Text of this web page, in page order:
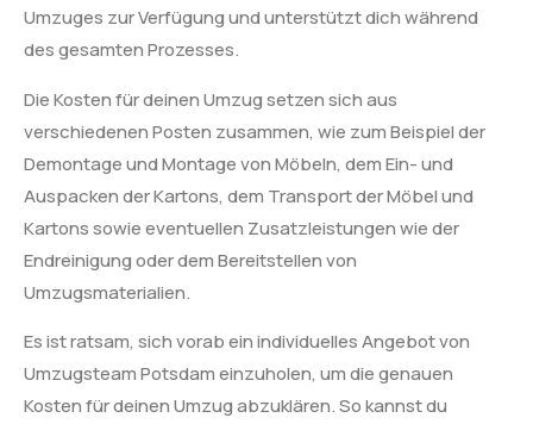
Umzuges zur Verfügung und unterstützt dich während
des gesamten Prozesses.
Die Kosten für deinen Umzug setzen sich aus
verschiedenen Posten zusammen, wie zum Beispiel der
Demontage und Montage von Möbeln, dem Ein- und
Auspacken der Kartons, dem Transport der Möbel und
Kartons sowie eventuellen Zusatzleistungen wie der
Endreinigung oder dem Bereitstellen von
Umzugsmaterialien.
Es ist ratsam, sich vorab ein individuelles Angebot von
Umzugsteam Potsdam einzuholen, um die genauen
Kosten für deinen Umzug abzuklären. So kannst du